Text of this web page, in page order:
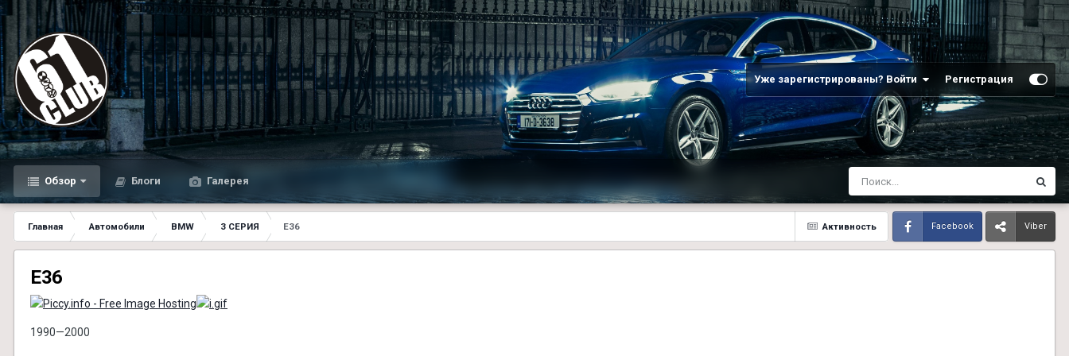
Уже зарегистрированы? Войти Регистрация
Обзор Блоги Галерея
Активность
Главная Автомобили BMW 3 СЕРИЯ Е36 Facebook Viber
Е36
1990—2000